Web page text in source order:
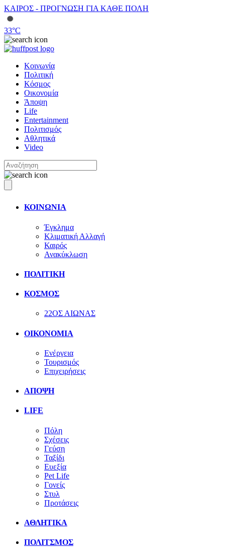
ΚΑΙΡΟΣ - ΠΡΟΓΝΩΣΗ ΓΙΑ ΚΑΘΕ ΠΟΛΗ
33°C
Κοινωνία
Πολιτική
Κόσμος
Οικονομία
Άποψη
Life
Entertainment
Πολιτισμός
Αθλητικά
Video
ΚΟΙΝΩΝΙΑ
Έγκλημα
Κλιματική Αλλαγή
Καιρός
Ανακύκλωση
ΠΟΛΙΤΙΚΗ
ΚΟΣΜΟΣ
22ΟΣ ΑΙΩΝΑΣ
ΟΙΚΟΝΟΜΙΑ
Ενέργεια
Τουρισμός
Επιχειρήσεις
ΑΠΟΨΗ
LIFE
Πόλη
Σχέσεις
Γεύση
Ταξίδι
Ευεξία
Pet Life
Γονείς
Στυλ
Προτάσεις
ΑΘΛΗΤΙΚΑ
ΠΟΛΙΤΣΜΟΣ